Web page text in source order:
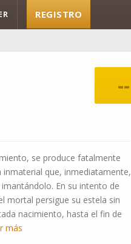
REGISTRO
--
se produce fatalmente
que, inmediatamente,
En su intento de
mortal persigue su estela sin
nacimiento, hasta el fin de
más